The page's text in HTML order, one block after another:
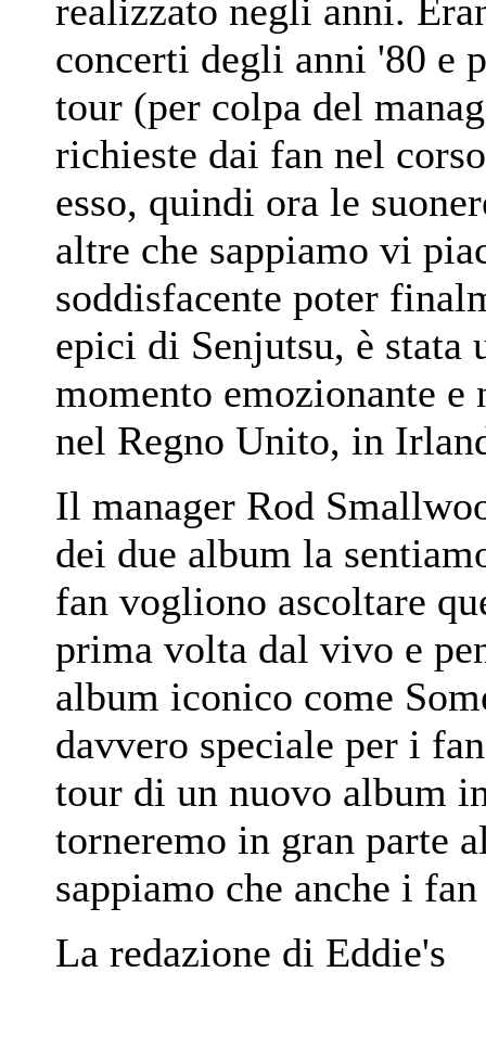
realizzato negli anni.
concerti degli anni '80 e
tour (per colpa del
richieste dai fan nel
esso, quindi ora le
altre che sappiamo vi
soddisfacente poter
epici di Senjutsu, è stata
momento emozionante
nel Regno Unito, in
Il manager Rod
dei due album la
fan vogliono ascoltare
prima volta dal vivo e
album iconico come
davvero speciale per i
tour di un nuovo album
torneremo in gran parte
sappiamo che anche i
La redazione di Eddie's